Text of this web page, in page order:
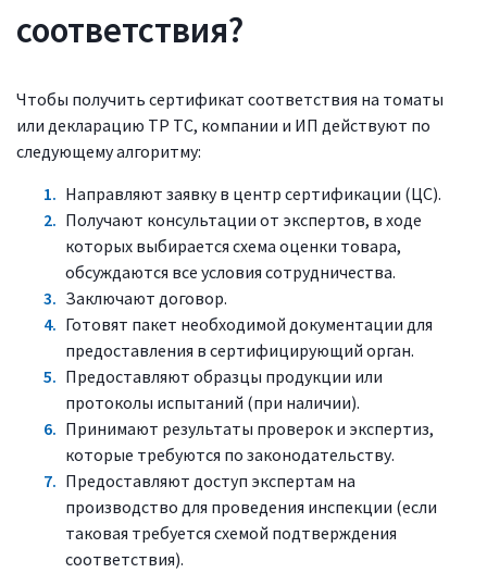
соответствия?
Чтобы получить сертификат соответствия на томаты
или декларацию ТР ТС, компании и ИП действуют по
следующему алгоритму:
Направляют заявку в центр сертификации (ЦС).
Получают консультации от экспертов, в ходе
которых выбирается схема оценки товара,
обсуждаются все условия сотрудничества.
Заключают договор.
Готовят пакет необходимой документации для
предоставления в сертифицирующий орган.
Предоставляют образцы продукции или
протоколы испытаний (при наличии).
Принимают результаты проверок и экспертиз,
которые требуются по законодательству.
Предоставляют доступ экспертам на
производство для проведения инспекции (если
таковая требуется схемой подтверждения
соответствия).